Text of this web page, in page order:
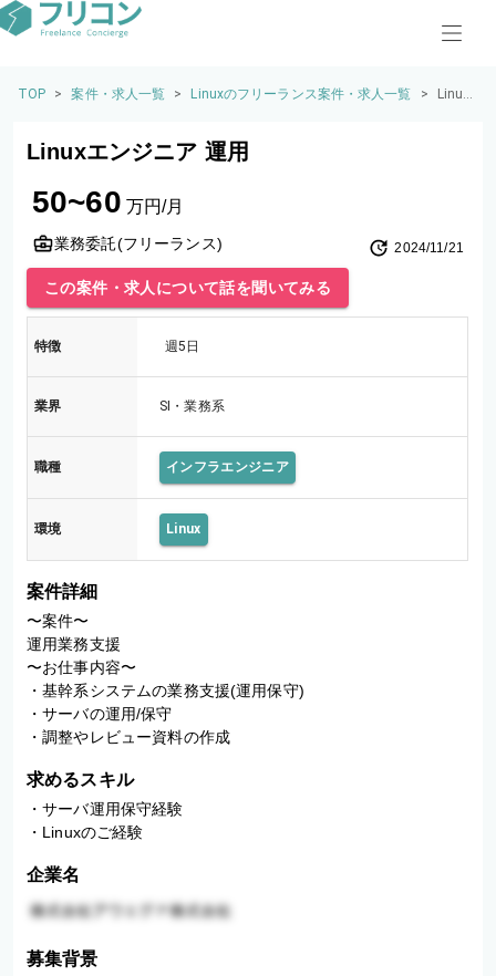
TOP > 案件・求人一覧 > Linuxのフリーランス案件・求人一覧 >
Linux
Linuxエンジニア 運用
50~60 万円/月
業務委託(フリーランス) 2024/11/21
この案件・求人について話を聞いてみる
特徴 週5日
業界 SI・業務系
職種 インフラエンジニア
環境 Linux
案件詳細
〜案件〜
運用業務支援
〜お仕事内容〜
・基幹系システムの業務支援(運用保守)
・サーバの運用/保守
・調整やレビュー資料の作成
求めるスキル
・サーバ運用保守経験
・Linuxのご経験
企業名
募集背景